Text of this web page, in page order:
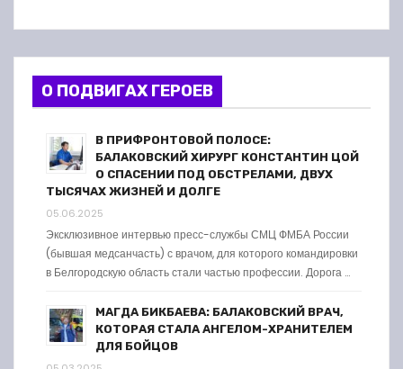
О ПОДВИГАХ ГЕРОЕВ
В ПРИФРОНТОВОЙ ПОЛОСЕ:
БАЛАКОВСКИЙ ХИРУРГ КОНСТАНТИН ЦОЙ
О СПАСЕНИИ ПОД ОБСТРЕЛАМИ, ДВУХ
ТЫСЯЧАХ ЖИЗНЕЙ И ДОЛГЕ
05.06.2025
Эксклюзивное интервью пресс-службы СМЦ ФМБА России
(бывшая медсанчасть) с врачом, для которого командировки
в Белгородскую область стали частью профессии. Дорога …
МАГДА БИКБАЕВА: БАЛАКОВСКИЙ ВРАЧ,
КОТОРАЯ СТАЛА АНГЕЛОМ-ХРАНИТЕЛЕМ
ДЛЯ БОЙЦОВ